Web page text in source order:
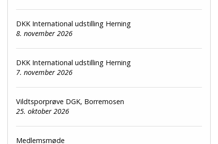
DKK International udstilling Herning
8. november 2026
DKK International udstilling Herning
7. november 2026
Vildtsporprøve DGK, Borremosen
25. oktober 2026
Medlemsmøde